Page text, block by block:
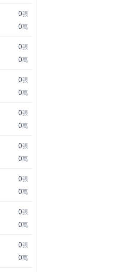
0張
0萬
0張
0萬
0張
0萬
0張
0萬
0張
0萬
0張
0萬
0張
0萬
0張
0萬